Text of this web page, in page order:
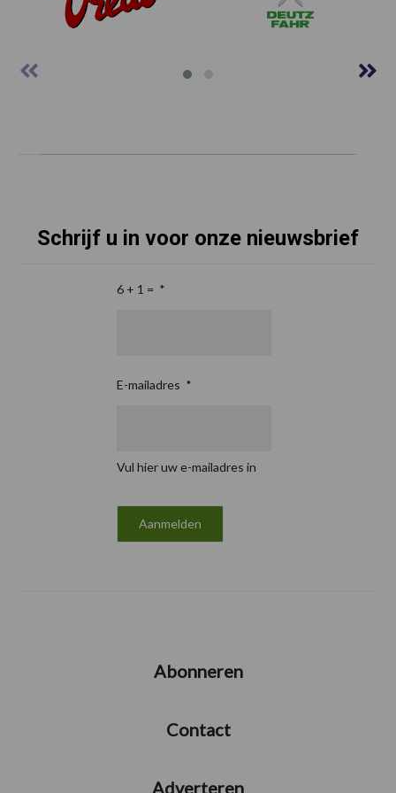
Schrijf u in voor onze nieuwsbrief
6 + 1 = *
E-mailadres *
Vul hier uw e-mailadres in
Abonneren
Contact
Adverteren